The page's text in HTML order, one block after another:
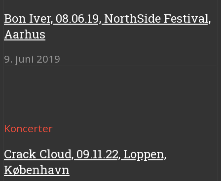
Bon Iver, 08.06.19, NorthSide Festival,
Aarhus
9. juni 2019
Koncerter
Crack Cloud, 09.11.22, Loppen,
København